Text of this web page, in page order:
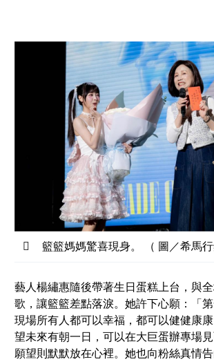
籃籃媽媽驚喜現身。 （ 圖／希馬行
藝人楊繡惠隨後帶著生日蛋糕上台，與
歌，讓籃籃差點落淚。她許下心願：「
現場所有人都可以幸福，都可以健健康
望未來有朝一日，可以在大巨蛋辦專場
願望則默默放在心裡。她也向粉絲真情